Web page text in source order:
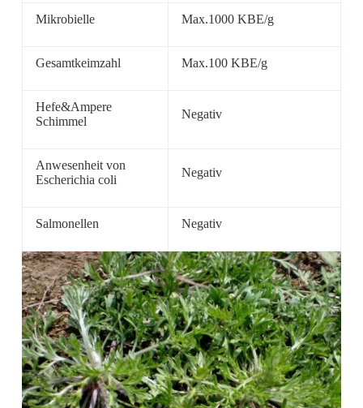
Mikrobielle Max.1000 KBE/g
Gesamtkeimzahl Max.100 KBE/g
Hefe&Ampere
Schimmel
Negativ
Anwesenheit von
Escherichia coli
Negativ
Salmonellen Negativ